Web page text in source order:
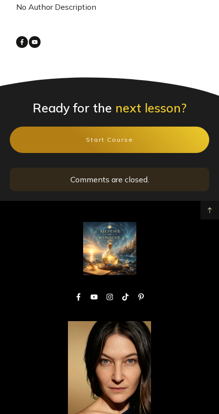
No Author Description
Ready for the next lesson?
Start Course
Comments are closed.